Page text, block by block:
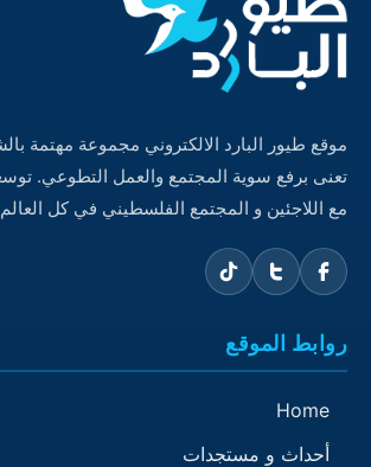
موقع طيور البارد الالكتروني مجموعة مهتمة
تعنى برفع سوية المجتمع والعمل التطوعي.
مع اللاجئين و المجتمع الفلسطيني في كل
روابط الموقع
Home
أحداث و مستجدات